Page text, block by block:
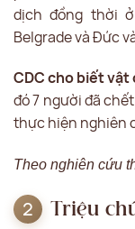
dịch đồng thời
Belgrade và Đức
CDC cho biết vật
đó 7 người đã
thực hiện nghiên
Theo nghiên cứu
Triệu